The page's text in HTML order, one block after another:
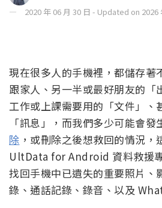
2020 年 06 月 30 日 - Updated on 2026
現在很多人的手機裡，都儲存著
跟家人、另一半或最好朋友的「
工作或上課需要用的「文件」、
「訊息」，而我們多少可能會發
除 ，或刪除之後想救回的情況，
UltData for Android 資料救援
找回手機中已遺失的重要照片、
錄、通話記錄、錄音、以及